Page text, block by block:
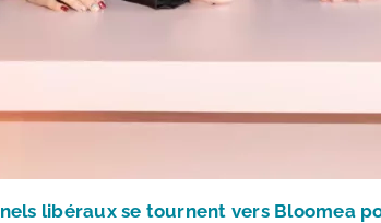
libéraux se tournent vers Bloomea